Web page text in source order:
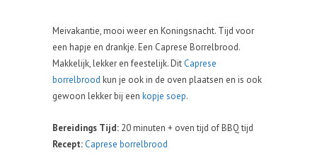
Meivakantie, mooi weer en Koningsnacht. Tijd voor
een hapje en drankje. Een Caprese Borrelbrood.
Makkelijk, lekker en feestelijk. Dit Caprese
borrelbrood kun je ook in de oven plaatsen en is ook
gewoon lekker bij een kopje soep.
Bereidings Tijd: 20 minuten + oven tijd of BBQ tijd
Recept: Caprese borrelbrood